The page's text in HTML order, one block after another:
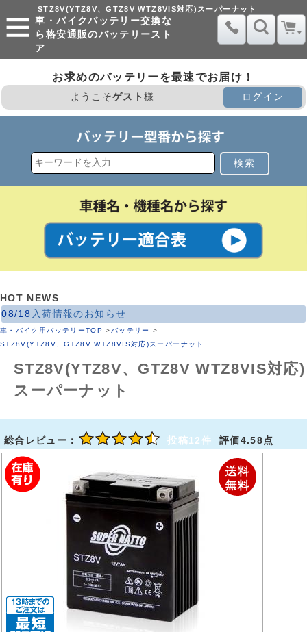
STZ8V(YTZ8V、GTZ8V WTZ8VIS対応)スーパーナット
車・バイクバッテリー交換な
ら格安通販のバッテリースト
ア
お求めのバッテリーを最速でお届け！
ようこそゲスト様 ログイン
検索
HOT NEWS
08/18 入荷情報のお知らせ
車・バイク用バッテリーTOP >バッテリー
>
STZ8V(YTZ8V、GTZ8V WTZ8VIS対応)スーパーナット
STZ8V(YTZ8V、GTZ8V WTZ8VIS対応)
スーパーナット
総合レビュー： 投稿12件 評価4.58点